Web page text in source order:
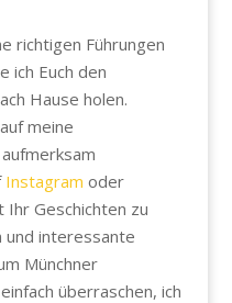
richtigen Führungen
ich Euch den
Hause holen.
meine
Instagram oder
Geschichten zu
und interessante
Münchner
überraschen, ich